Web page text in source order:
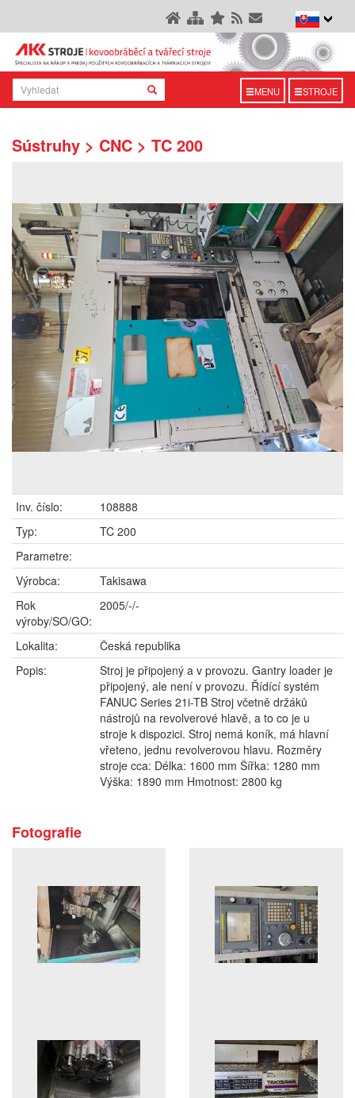
MENU STROJE
Sústruhy > CNC > TC 200
Inv. číslo:
108888
Typ:
TC 200
Parametre:
Výrobca:
Takisawa
Rok
výroby/SO/GO:
2005/-/-
Lokalita:
Česká republika
Popis:
Stroj je připojený a v provozu. Gantry loader je
připojený, ale není v provozu. Řídící systém
FANUC Series 21i-TB Stroj včetně držáků
nástrojů na revolverové hlavě, a to co je u
stroje k dispozici. Stroj nemá koník, má hlavní
vřeteno, jednu revolverovou hlavu. Rozměry
stroje cca: Délka: 1600 mm Šířka: 1280 mm
Výška: 1890 mm Hmotnost: 2800 kg
Fotografie